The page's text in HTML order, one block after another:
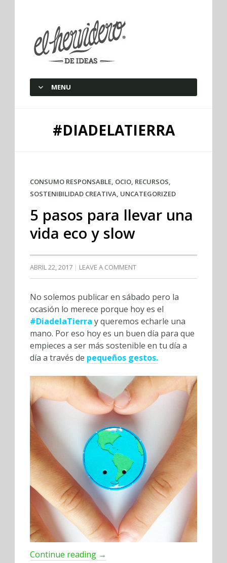
elherviderodeideas
MENU
#DIADELATIERRA
CONSUMO RESPONSABLE, OCIO, RECURSOS,
SOSTENIBILIDAD CREATIVA, UNCATEGORIZED
5 pasos para llevar una
vida eco y slow
ABRIL 22, 2017 LEAVE A COMMENT
No solemos publicar en sábado pero la
ocasión lo merece porque hoy es el
#DiadelaTierra y queremos echarle una
mano. Por eso hoy es un buen día para que
empieces a ser más sostenible en tu día a
día a través de pequeños gestos.
Continue reading →